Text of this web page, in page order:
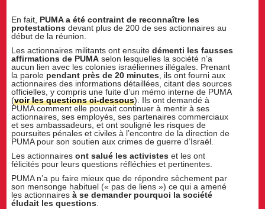
En fait, PUMA a été contraint de reconnaître les
protestations devant plus de 200 de ses actionnaires au
début de la réunion.
Les actionnaires militants ont ensuitedémenti les fausses
affirmations de PUMA selon lesquelles la société n’a
aucun lien avec les colonies israéliennes illégales. Prenant
la parole pendant près de 20 minutes , ils ont fourni aux
actionnaires des informations détaillées, citant des sources
officielles, y compris une fuite d’un mémo interne de PUMA
(voir les questions ci-dessous). Ils ont demandé à
PUMA comment elle pouvait continuer à mentir à ses
actionnaires, ses employés, ses partenaires commerciaux
et ses ambassadeurs, et ont souligné les risques de
poursuites pénales et civiles à l’encontre de la direction de
PUMA pour son soutien aux crimes de guerre d’Israël.
Les actionnairesont salué les activistes et les ont
félicités pour leurs questions réfléchies et pertinentes.
PUMA n’a pu faire mieux que de répondre sèchement par
son mensonge habituel (« pas de liens ») ce qui a amené
les actionnairesà se demander pourquoi la société
éludait les questions